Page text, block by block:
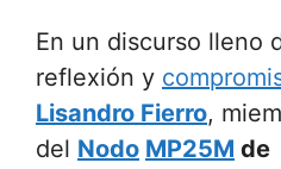
En un discurso lleno
reflexión y
Lisandro Fierro,
del Nodo MP25M de